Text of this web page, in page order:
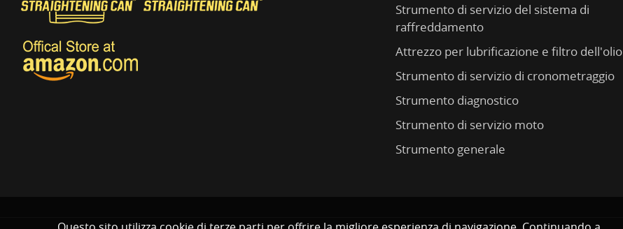
Strumento di servizio del sistema di
raffreddamento
Attrezzo per lubrificazione e filtro dell'olio
Strumento di servizio di cronometraggio
Strumento diagnostico
Strumento di servizio moto
Strumento generale